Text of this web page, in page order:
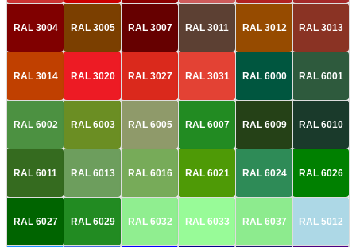
RAL 3004 RAL 3005 RAL 3007 RAL 3011 RAL 3012 RAL 3013
RAL 3014 RAL 3020 RAL 3027 RAL 3031 RAL 6000 RAL 6001
RAL 6002 RAL 6003 RAL 6005 RAL 6007 RAL 6009 RAL 6010
RAL 6011 RAL 6013 RAL 6016 RAL 6021 RAL 6024 RAL 6026
RAL 6027 RAL 6029 RAL 6032 RAL 6033 RAL 6037 RAL 5012